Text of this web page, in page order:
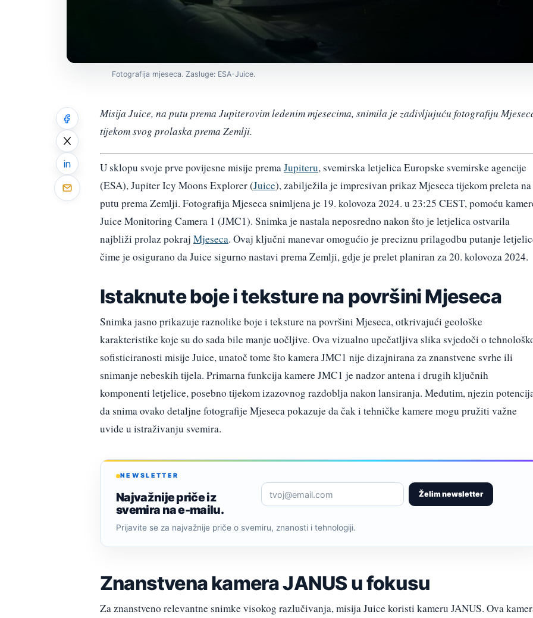
Fotografija mjeseca. Zasluge: ESA-Juice.
Misija Juice, na putu prema Jupiterovim ledenim mjesecima, snimila je zadivljujuću fotografiju
tijekom svog prolaska prema Zemlji.
U sklopu svoje prve povijesne misije premaJupiteru, svemirska letjelica Europske svemirske agencije
(ESA), Jupiter Icy Moons Explorer (Juice), zabilježila je impresivan prikaz Mjeseca tijekom preleta na
putu prema Zemlji. Fotografija Mjeseca snimljena je 19. kolovoza 2024. u 23:25 CEST, pomoću
Juice Monitoring Camera 1 (JMC1). Snimka je nastala neposredno nakon što je letjelica ostvarila
najbliži prolaz pokraj Mjeseca. Ovaj ključni manevar omogućio je preciznu prilagodbu putanje
čime je osigurano da Juice sigurno nastavi prema Zemlji, gdje je prelet planiran za 20. kolovoza 2024.
Istaknute boje i teksture na površini Mjeseca
Snimka jasno prikazuje raznolike boje i teksture na površini Mjeseca, otkrivajući geološke
karakteristike koje su do sada bile manje uočljive. Ova vizualno upečatljiva slika svjedoči o
sofisticiranosti misije Juice, unatoč tome što kamera JMC1 nije dizajnirana za znanstvene svrhe ili
snimanje nebeskih tijela. Primarna funkcija kamere JMC1 je nadzor antena i drugih ključnih
komponenti letjelice, posebno tijekom izazovnog razdoblja nakon lansiranja. Međutim, njezin
da snima ovako detaljne fotografije Mjeseca pokazuje da čak i tehničke kamere mogu pružiti važne
uvide u istraživanju svemira.
NEWSLETTER
Najvažnije priče iz
svemira na e-mailu.
Želim newsletter
Prijavite se za najvažnije priče o svemiru, znanosti i tehnologiji.
Znanstvena kamera JANUS u fokusu
Za znanstveno relevantne snimke visokog razlučivanja, misija Juice koristi kameru JANUS. Ova